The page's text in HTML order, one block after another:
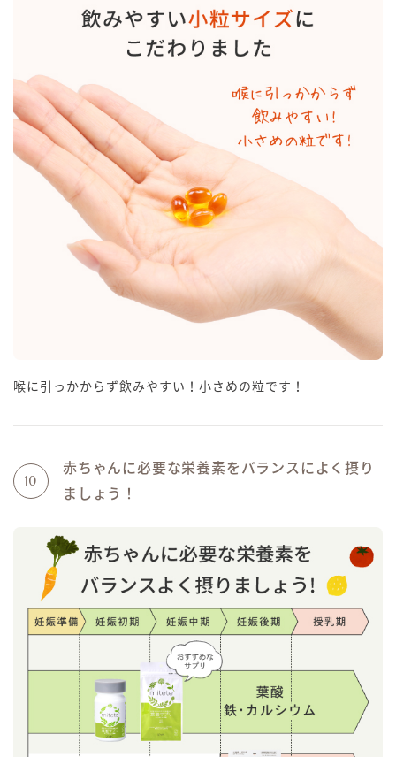
喉に引っかからず飲みやすい！小さめの粒です！
10
赤ちゃんに必要な栄養素をバランスによく摂り
ましょう！